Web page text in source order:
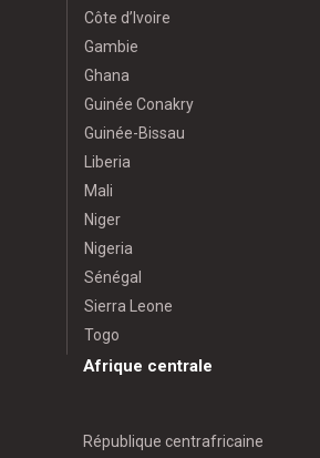
Côte d’Ivoire
Gambie
Ghana
Guinée Conakry
Guinée-Bissau
Liberia
Mali
Niger
Nigeria
Sénégal
Sierra Leone
Togo
Afrique centrale
République centrafricaine